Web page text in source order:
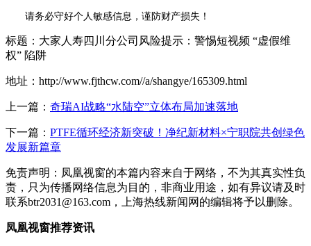
请务必守好个人敏感信息，谨防财产损失！
标题：大家人寿四川分公司风险提示：警惕短视频 “虚假维
权” 陷阱
地址：http://www.fjthcw.com//a/shangye/165309.html
上一篇： 奇瑞AI战略“水陆空”立体布局加速落地
下一篇： PTFE循环经济新突破！净纪新材料×宁职院共创绿色
发展新篇章
免责声明：凤凰视窗的本篇内容来自于网络，不为其真实性负
责，只为传播网络信息为目的，非商业用途，如有异议请及时
联系btr2031@163.com，上海热线新闻网的编辑将予以删除。
凤凰视窗推荐资讯